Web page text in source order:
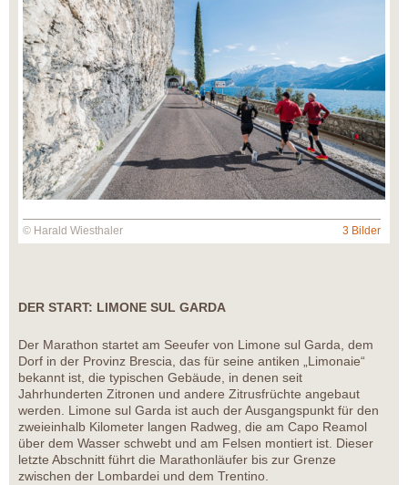
© Harald Wiesthaler 3 Bilder
DER START: LIMONE SUL GARDA
Der Marathon startet am Seeufer von Limone sul Garda, dem
Dorf in der Provinz Brescia, das für seine antiken „Limonaie“
bekannt ist, die typischen Gebäude, in denen seit
Jahrhunderten Zitronen und andere Zitrusfrüchte angebaut
werden. Limone sul Garda ist auch der Ausgangspunkt für den
zweieinhalb Kilometer langen Radweg, die am Capo Reamol
über dem Wasser schwebt und am Felsen montiert ist. Dieser
letzte Abschnitt führt die Marathonläufer bis zur Grenze
zwischen der Lombardei und dem Trentino.